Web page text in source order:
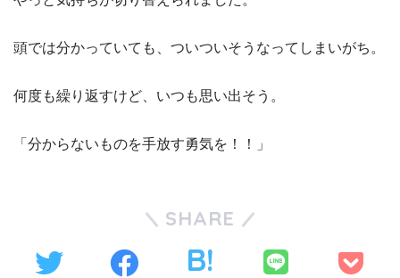
頭では分かっていても、ついついそうなってしまいがち。
何度も繰り返すけど、いつも思い出そう。
「分からないものを手放す勇気を！！」
SHARE